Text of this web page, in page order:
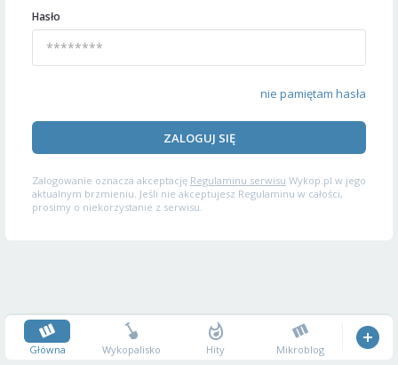
Hasło
nie pamiętam hasła
ZALOGUJ SIĘ
Zalogowanie oznacza akceptację Regulaminu serwisu Wykop.pl w jego
aktualnym brzmieniu. Jeśli nie akceptujesz Regulaminu w całości,
prosimy o niekorzystanie z serwisu.
Główna Wykopalisko Hity Mikroblog